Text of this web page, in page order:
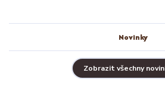
Novinky
Zobrazit všechny